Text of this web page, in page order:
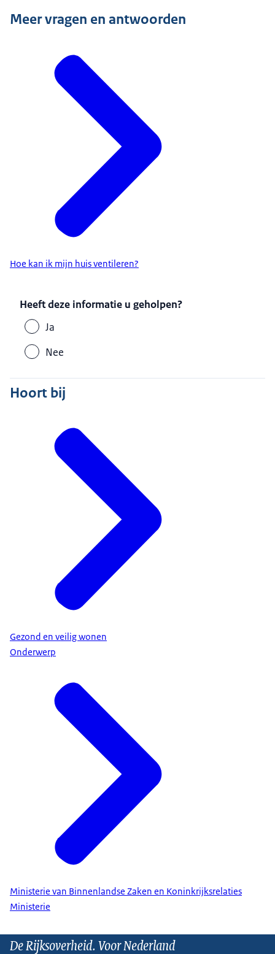
Meer vragen en antwoorden
Hoe kan ik mijn huis ventileren?
Heeft deze informatie u geholpen?
Ja
Nee
Hoort bij
Gezond en veilig wonen
Onderwerp
Ministerie van Binnenlandse Zaken en Koninkrijksrelaties
Ministerie
De Rijksoverheid. Voor Nederland